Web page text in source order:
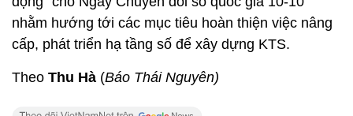
nhằm hướng tới các mục tiêu hoàn thiện việc nâng
cấp, phát triển hạ tầng số để xây dựng KTS.
Theo Thu Hà (Báo Thái Nguyên)